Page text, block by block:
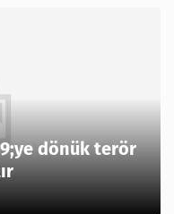
dönük terör